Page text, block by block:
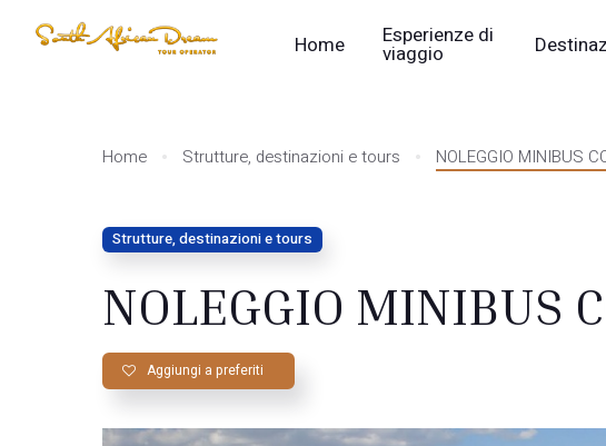
Home Esperienze di
viaggio
Home Strutture, destinazioni e tours NOLEGGIO MINIBUS
Strutture, destinazioni e tours
NOLEGGIO MINIBUS
Aggiungi a preferiti